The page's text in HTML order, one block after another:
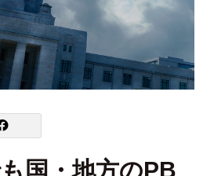
国・地方のPB